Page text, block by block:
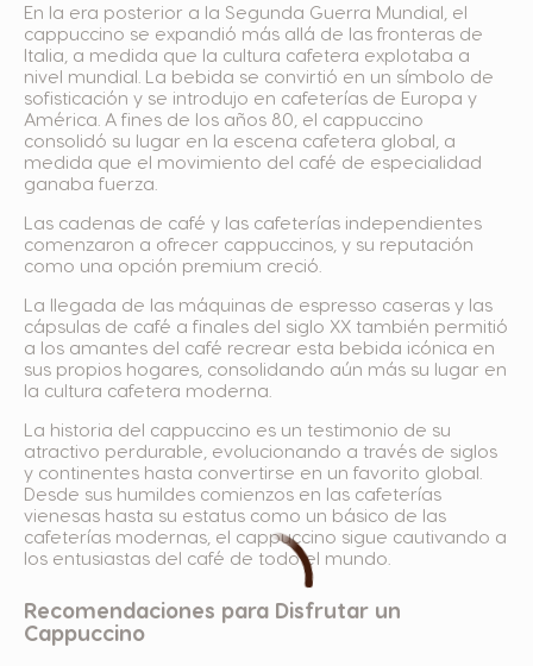
En la era posterior a la Segunda Guerra Mundial, el
cappuccino se expandió más allá de las fronteras de
Italia, a medida que la cultura cafetera explotaba a
nivel mundial. La bebida se convirtió en un símbolo de
sofisticación y se introdujo en cafeterías de Europa y
América. A fines de los años 80, el cappuccino
consolidó su lugar en la escena cafetera global, a
medida que el movimiento del café de especialidad
ganaba fuerza.
Las cadenas de café y las cafeterías independientes
comenzaron a ofrecer cappuccinos, y su reputación
como una opción premium creció.
La llegada de las máquinas de espresso caseras y las
cápsulas de café a finales del siglo XX también permitió
a los amantes del café recrear esta bebida icónica en
sus propios hogares, consolidando aún más su lugar en
la cultura cafetera moderna.
La historia del cappuccino es un testimonio de su
atractivo perdurable, evolucionando a través de siglos
y continentes hasta convertirse en un favorito global.
Desde sus humildes comienzos en las cafeterías
vienesas hasta su estatus como un básico de las
cafeterías modernas, el cappuccino sigue cautivando a
los entusiastas del café de todo el mundo.
Recomendaciones para Disfrutar un
Cappuccino